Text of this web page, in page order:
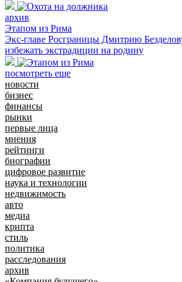
архив
Этапом из Рима
Экс-главе Рос­границы Дмитрию
избежать экстрадиции на родину
посмотреть еще
новости
бизнес
финансы
рынки
первые лица
мнения
рейтинги
биографии
цифровое развитие
наука и технологии
недвижимость
авто
медиа
крипта
стиль
политика
расследования
архив